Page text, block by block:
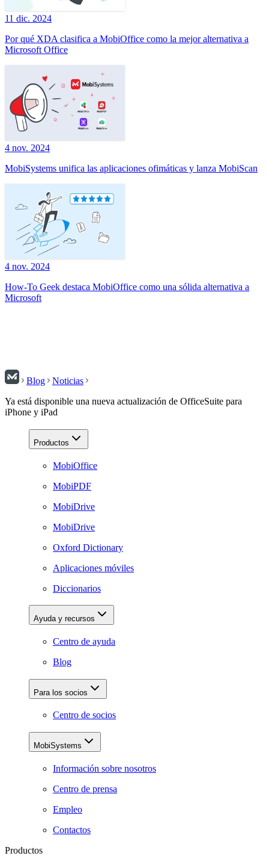
11 dic. 2024
Por qué XDA clasifica a MobiOffice como la mejor alternativa a
Microsoft Office
4 nov. 2024
MobiSystems unifica las aplicaciones ofimáticas y lanza MobiScan
4 nov. 2024
How-To Geek destaca MobiOffice como una sólida alternativa a
Microsoft
Blog
Noticias
Ya está disponible una nueva actualización de OfficeSuite para
iPhone y iPad
Productos
MobiOffice
MobiPDF
MobiDrive
MobiDrive
Oxford Dictionary
Aplicaciones móviles
Diccionarios
Ayuda y recursos
Centro de ayuda
Blog
Para los socios
Centro de socios
MobiSystems
Información sobre nosotros
Centro de prensa
Empleo
Contactos
Productos